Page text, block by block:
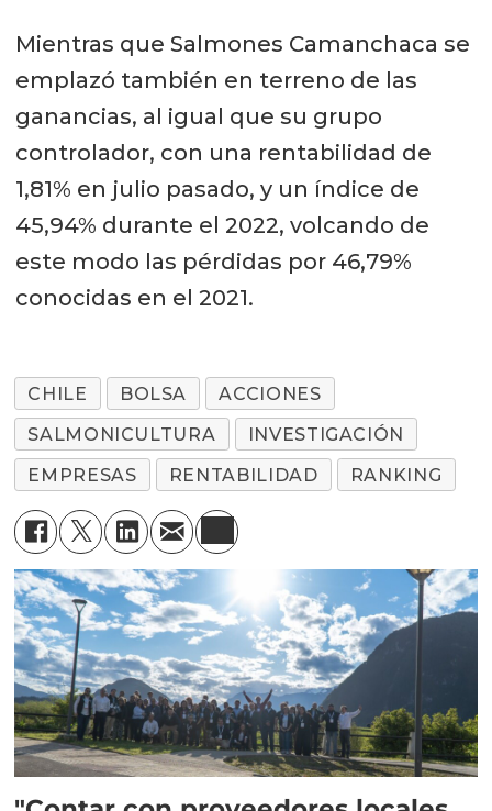
Mientras que Salmones Camanchaca se
emplazó también en terreno de las
ganancias, al igual que su grupo
controlador, con una rentabilidad de
1,81% en julio pasado, y un índice de
45,94% durante el 2022, volcando de
este modo las pérdidas por 46,79%
conocidas en el 2021.
CHILE BOLSA
ACCIONES
SALMONICULTURA
INVESTIGACIÓN
EMPRESAS
RENTABILIDAD RANKING